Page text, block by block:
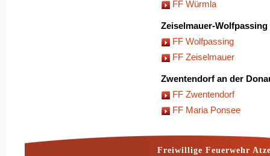
FF Würmla
Zeiselmauer-Wolfpassing
FF Wolfpassing
FF Zeiselmauer
Zwentendorf an der
FF Zwentendorf
FF Maria Ponsee
Freiwillige Feuerwehr